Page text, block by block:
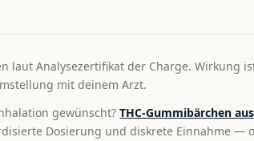
laut Analysezertifikat der Charge. Wirkung
mit deinem Arzt.
gewünscht?THC-Gummibärchen
Dosierung und diskrete Einnahme —